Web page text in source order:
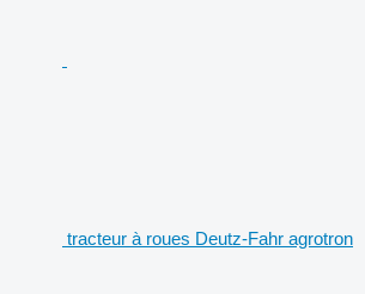
tracteur à roues Deutz-Fahr agrotron